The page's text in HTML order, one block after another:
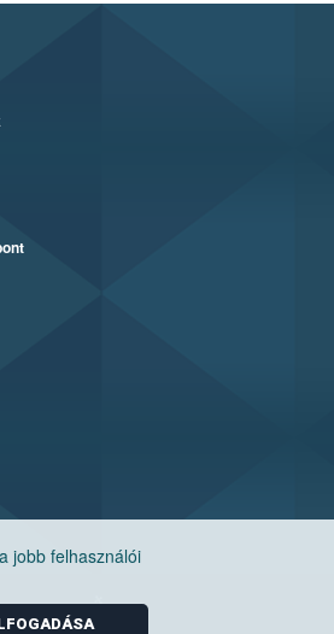
jobb felhasználói